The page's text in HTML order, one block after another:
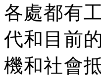
各處都有
代和目前
機和社會